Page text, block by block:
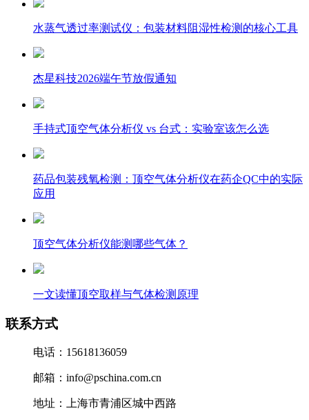
水蒸气透过率测试仪：包装材料阻湿性检测的核心工具
杰星科技2026端午节放假通知
手持式顶空气体分析仪 vs 台式：实验室该怎么选
药品包装残氧检测：顶空气体分析仪在药企QC中的实际
应用
顶空气体分析仪能测哪些气体？
一文读懂顶空取样与气体检测原理
联系方式
电话：15618136059
邮箱：info@pschina.com.cn
地址：上海市青浦区城中西路